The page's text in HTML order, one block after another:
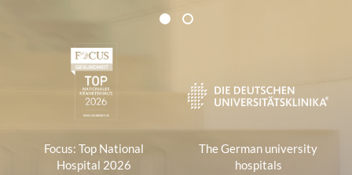
Certificates and Associations
1 2
Focus: Top National
Hospital 2026
The German university
hospitals